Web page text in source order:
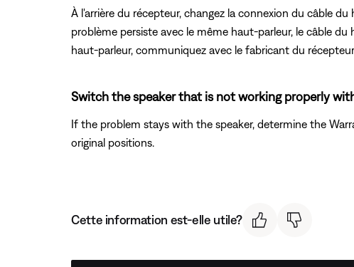
À l'arrière du récepteur, changez la connexion du câble
problème persiste avec le même haut-parleur, le câble
haut-parleur, communiquez avec le fabricant du
Switch the speaker that is not working properly
If the problem stays with the speaker, determine the
original positions.
Cette information est-elle utile?